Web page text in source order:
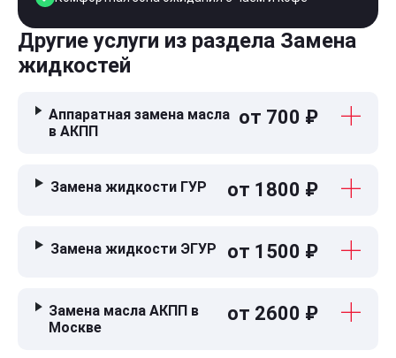
Другие услуги из раздела Замена
жидкостей
Аппаратная замена масла
в АКПП
от 700 ₽
Замена жидкости ГУР от 1800 ₽
Замена жидкости ЭГУР от 1500 ₽
Замена масла АКПП в
Москве
от 2600 ₽